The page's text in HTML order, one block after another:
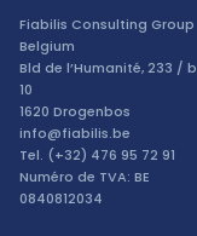
Fiabilis Consulting Group
Belgium
Bld de l’Humanité, 233 / b
10
1620 Drogenbos
info@fiabilis.be
Tel. (+32) 476 95 72 91
Numéro de TVA: BE
0840812034